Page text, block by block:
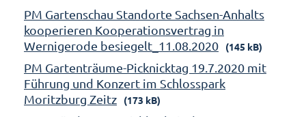
PM Gartenschau Standorte Sachsen-Anhalts
kooperieren Kooperationsvertrag in
Wernigerode besiegelt_11.08.2020
(145 kB)
PM Gartenträume-Picknicktag 19.7.2020 mit
Führung und Konzert im Schlosspark
Moritzburg Zeitz
(173 kB)